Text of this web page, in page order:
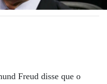
Freud disse que o